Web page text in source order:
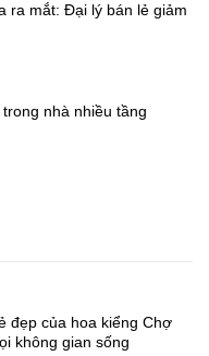
ra mắt: Đại lý bán lẻ giảm
nhà nhiều tầng
đẹp của hoa kiểng Chợ
không gian sống